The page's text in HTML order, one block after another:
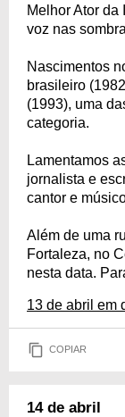
Melhor Ator da
voz nas
Nascimentos
brasileiro
(1993), uma
categoria.
Lamentamos
jornalista e
cantor e
Além de uma
Fortaleza, no
nesta data.
13 de abril em
COPIAR
14 de abril